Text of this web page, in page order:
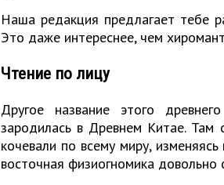
Наша редакция предлагает тебе
Это даже интереснее, чем
Чтение по лицу
Другое название этого
зародилась в Древнем Китае. Там
кочевали по всему миру,
восточная физиогномика довольно